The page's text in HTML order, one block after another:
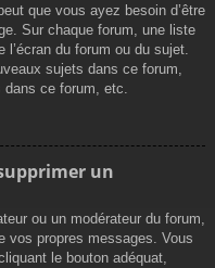
que vous ayez besoin d’être
Sur chaque forum, une liste
du forum ou du sujet.
sujets dans ce forum,
ce forum, etc.
un
ou un modérateur du forum,
vos propres messages. Vous
le bouton adéquat,